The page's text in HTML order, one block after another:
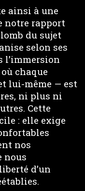
ainsi à une
notre rapport
du sujet
selon ses
l’immersion
chaque
lui-même — est
ni plus ni
Cette
: elle exige
nos
nous
d’un